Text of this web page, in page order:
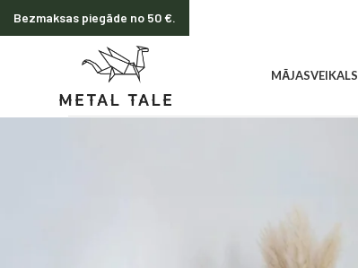
MĀJASVEIKALS
Bezmaksas piegāde no 50 €.